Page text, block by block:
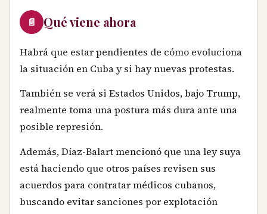
📄 Qué viene ahora
Habrá que estar pendientes de cómo evoluciona
la situación en Cuba y si hay nuevas protestas.
También se verá si Estados Unidos, bajo Trump,
realmente toma una postura más dura ante una
posible represión.
Además, Díaz-Balart mencionó que una ley suya
está haciendo que otros países revisen sus
acuerdos para contratar médicos cubanos,
buscando evitar sanciones por explotación